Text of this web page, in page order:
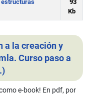
estructuras
93
Kb
a la creación y
Curso paso a
e-book! En pdf, por